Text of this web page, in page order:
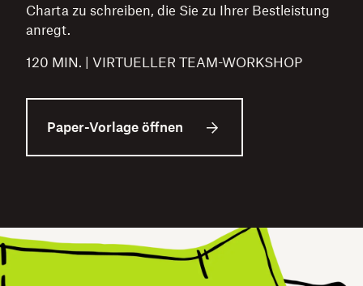
Charta zu schreiben, die Sie zu Ihrer Bestleistung
anregt.
120 MIN. | VIRTUELLER TEAM-WORKSHOP
Paper-Vorlage öffnen